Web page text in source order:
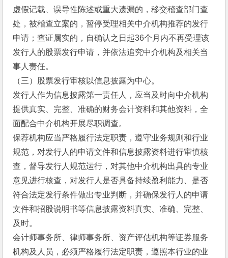
虚假记载、误导性陈述或重大遗漏的，移交稽查部门查
处，被稽查立案的，暂停受理相关中介机构推荐的发行
申请；查证属实的，自确认之日起36个月内不再受理该
发行人的股票发行申请，并依法追究中介机构及相关当
事人责任。
（三）股票发行审核以信息披露为中心。
发行人作为信息披露第一责任人，应当及时向中介机构
提供真实、完整、准确的财务会计资料和其他资料，全
面配合中介机构开展尽职调查。
保荐机构应当严格履行法定职责，遵守业务规则和行业
规范，对发行人的申请文件和信息披露资料进行审慎核
查，督导发行人规范运行，对其他中介机构出具的专业
意见进行核查，对发行人是否具备持续盈利能力、是否
符合法定发行条件做出专业判断，并确保发行人的申请
文件和招股说明书等信息披露资料真实、准确、完整、
及时。
会计师事务所、律师事务所、资产评估机构等证券服务
机构及人员，必须严格履行法定职责，遵照本行业的业